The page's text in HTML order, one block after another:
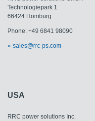
Technologiepark 1
66424 Homburg
Phone: +49 6841 98090
sales@rrc-ps.com
USA
RRC power solutions Inc.